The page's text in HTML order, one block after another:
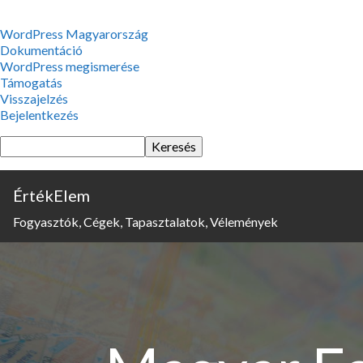
WordPress,
a
csodás
WordPress Magyarország
Dokumentáció
WordPress megismerése
Támogatás
Visszajelzés
Bejelentkezés
Keresés
ÉrtékElem
Fogyasztók, Cégek, Tapasztalatok, Vélemények